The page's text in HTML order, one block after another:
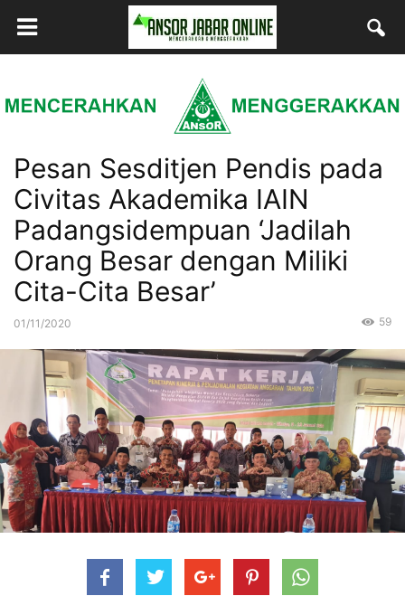
Pesan Sesditjen Pendis pada
Civitas Akademika IAIN
Padangsidempuan ‘Jadilah
Orang Besar dengan Miliki
Cita-Cita Besar’
01/11/2020 59